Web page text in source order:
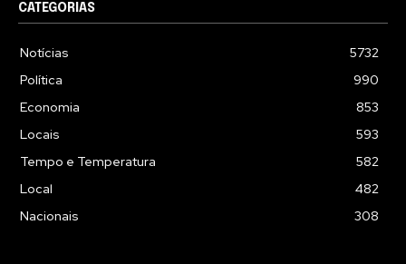
CATEGORIAS
Notícias
5732
Política
990
Economia
853
Locais
593
Tempo e Temperatura
582
Local
482
Nacionais
308